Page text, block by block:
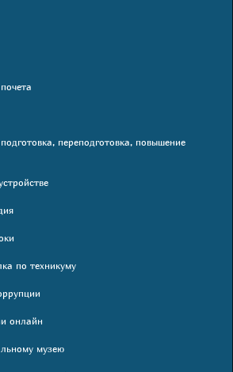
переподготовка, повышение
по техникуму
онлайн
музею